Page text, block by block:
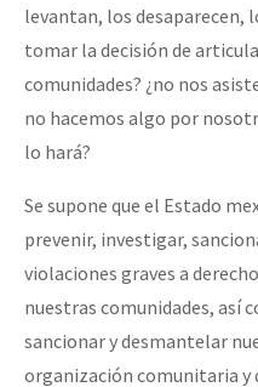
levantan, los desaparecen,
tomar la decisión de
comunidades? ¿no nos
no hacemos algo por
lo hará?
Se supone que el Estado
prevenir, investigar,
violaciones graves a
nuestras comunidades, así
sancionar y desmantelar
organización comunitaria